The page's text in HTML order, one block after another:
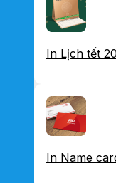
In Lịch tết
In Name